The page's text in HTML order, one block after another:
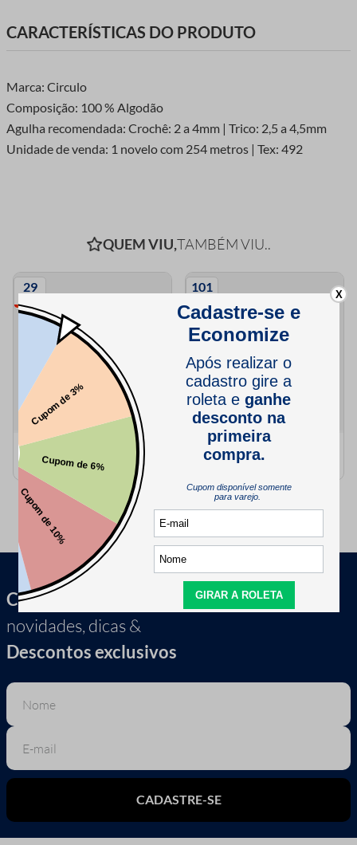
conservação do formato das suas obras. Com a sua espessura
equilibrada, ele combina perfeitamente durabilidade e
em suas peças artesanais.
CARACTERÍSTICAS DO PRODUTO
Marca: Circulo
Composição: 100 % Algodão
Agulha recomendada: Crochê: 2 a 4mm | Trico: 2,5 a 4,5mm
Unidade de venda: 1 novelo com 254 metros | Tex: 492
QUEM VIU,TAMBÉM VIU..
29
Fio Amigurumi Soft Circulo
Novelo com 150 Metros
101
Fio Amigurumi Circulo Rolo
com 254 Metros
Cadastre-se e receba
novidades, dicas &
Descontos exclusivos
CADASTRE-SE
X